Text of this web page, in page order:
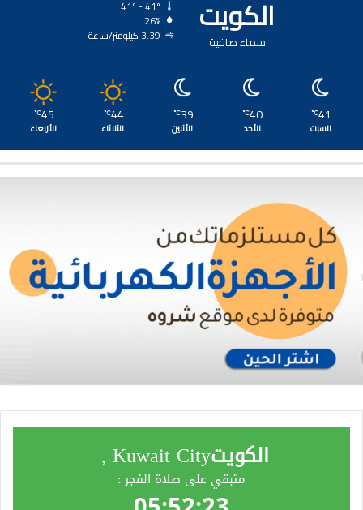
الكويت
سماء صافية
26%
3.39 كيلومتر/ساعة
41
℃
السبت
40
℃
الأحد
39
℃
الأثنين
44
℃
الثلاثاء
45
℃
الأربعاء